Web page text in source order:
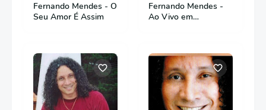
Fernando Mendes - O
Seu Amor É Assim
Fernando Mendes -
Ao Vivo em